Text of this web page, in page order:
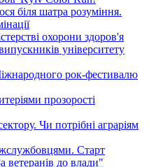
біля шатра розуміння.
охорони здоров'я
університету
рок-фестивалю
прозорості
Чи потрібні аграріям
Старт
ветеранів до влади"